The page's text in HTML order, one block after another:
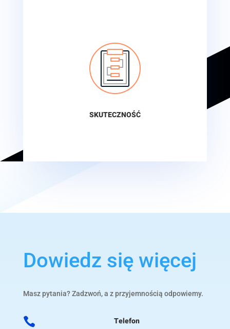
SKUTECZNOŚĆ
Dowiedz się więcej
Masz pytania? Zadzwoń, a z przyjemnością odpowiemy.
 Telefon